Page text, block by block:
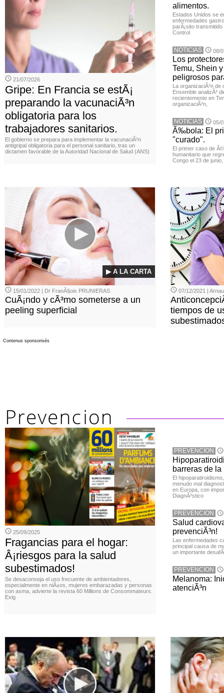
21/07/2026
Gripe: En Francia se estÃ¡
preparando la vacunaciÃ³n
obligatoria para los
trabajadores sanitarios.
El gobierno se prepara para implementar la vacunaciÃ³n
antigripal obligatoria para el personal sanitario, tras un
dictamen favorable de la Autoridad Nacional de Salud (ANS)
alimentos.
Estados Unidos se
enfermedades
parÃ¡sito
Control
NOTICIAS 08/
Los
Temu, Shein
peligrosos
La organizaciÃ³n
Ensemble analizÃ³
recientemente en
organizaciÃ³n,
NOTICIAS 05/
Ã‰bola: El
"curado".
El primer caso de
humanitario que
Congo el 23 de
▶ A LA CARTA
15/01/2022 | Dr FranÃ§ois PRUNIERAS
CuÃ¡ndo y cÃ³mo someterse a un
peeling superficial
07/12/2021 |
tiempos de
Contenus sponsorisés
25/09/2025
Fragancias para el hogar:
Â¡riesgos para la salud
subestimados!
Se desaconseja el uso frecuente de ambientadores,
especialmente en niÃ±os, mujeres embarazadas y personas
con asma, advierte la revista 60 Millions de Consommateurs.
Exig
PREVENCION
barreras de
El
menudo mal
en Europa, con
DiagnÃ³stico
PREVENCION
Salud
prevenciÃ³n!
Las enfermedades
principal causa de
un importante
PREVENCION
Melanoma:
atenciÃ³n